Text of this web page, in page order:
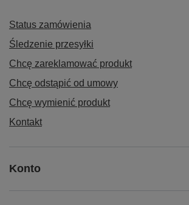
Status zamówienia
Śledzenie przesyłki
Chcę zareklamować produkt
Chcę odstąpić od umowy
Chcę wymienić produkt
Kontakt
Konto